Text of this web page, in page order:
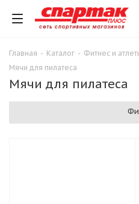
Главная - Каталог - Фитнес и
Мячи для пилатеса
Мячи для пилатеса